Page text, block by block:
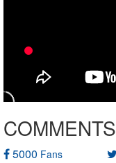
COMMENTS
5000 Fans